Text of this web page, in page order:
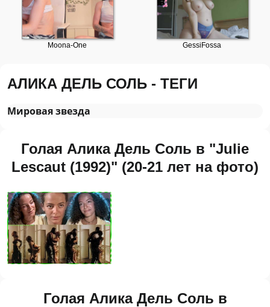
АЛИКА ДЕЛЬ СОЛЬ - ТЕГИ
Мировая звезда
Голая Алика Дель Соль в "Julie
Lescaut (1992)" (20-21 лет на фото)
Голая Алика Дель Соль в